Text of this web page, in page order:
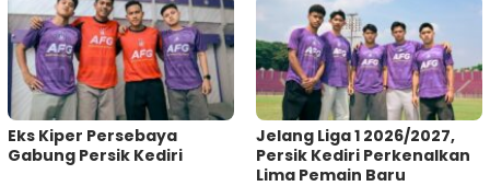
Eks Kiper Persebaya
Gabung Persik Kediri
Jelang Liga 1 2026/2027,
Persik Kediri Perkenalkan
Lima Pemain Baru